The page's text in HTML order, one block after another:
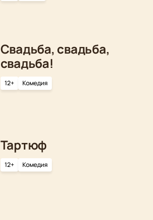
Свадьба, свадьба,
свадьба!
12+ Комедия
Тартюф
12+ Комедия